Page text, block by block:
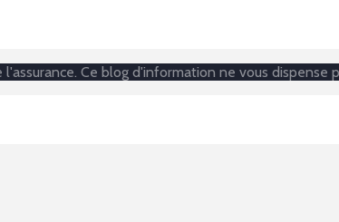
Ce blog d'information ne vous dispense